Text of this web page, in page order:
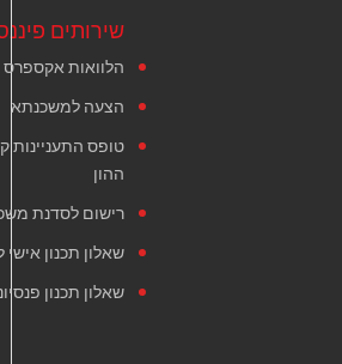
שירותים
הלוואות אקספרס
הצעה למשכנתא
טופס התעניינות
ההון
רישום לסדנת
שאלון תכנון
שאלון תכנון